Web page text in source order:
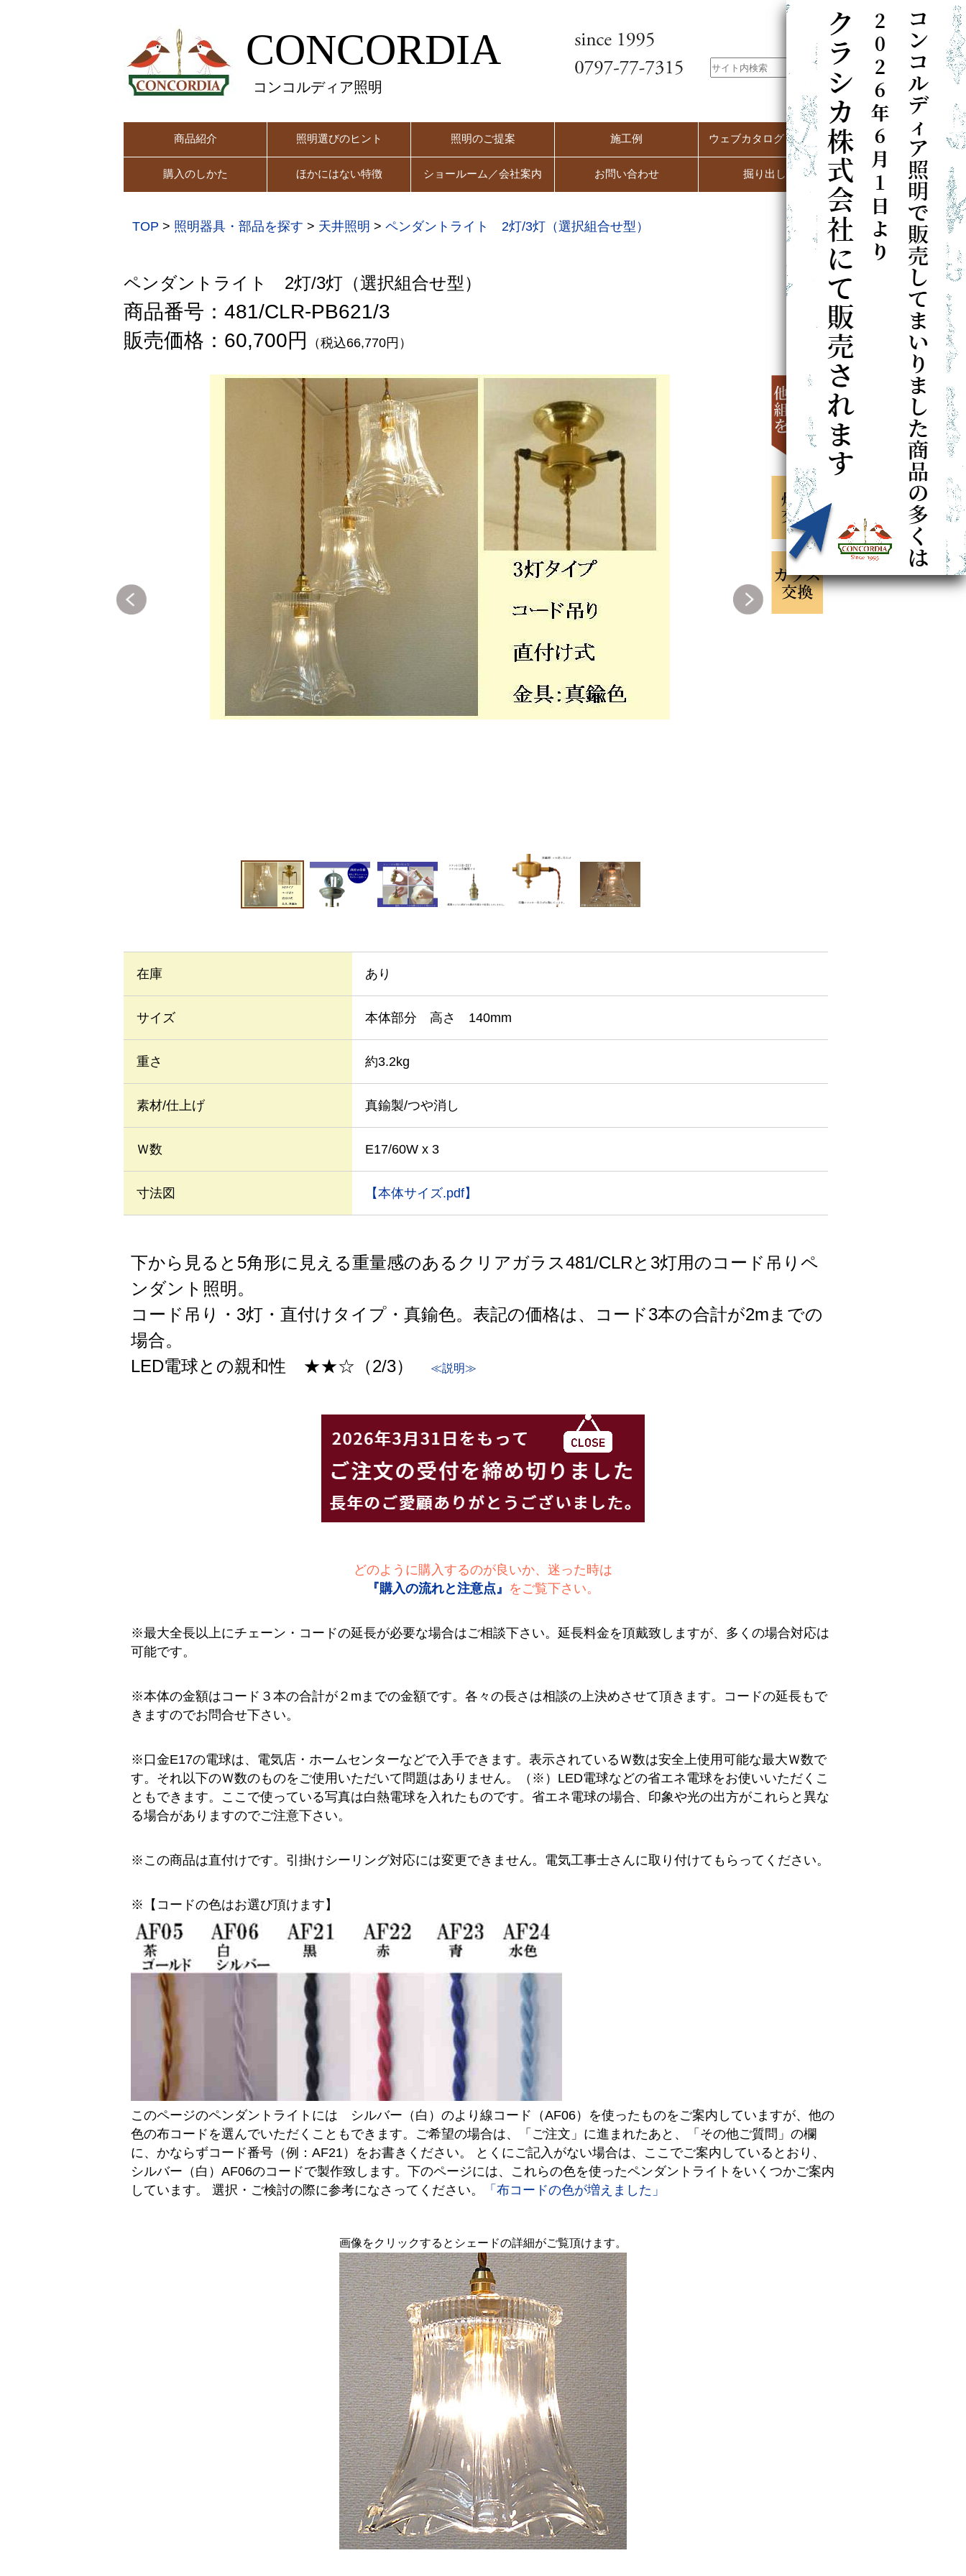
CONCORDIA
コンコルディア照明
商品紹介 照明選びのヒント 照明のご提案 施工例 ウェブカタログ（PC用）
購入のしかた ほかにはない特徴 ショールーム／会社案内 お問い合わせ 掘り出し市
TOP > 照明器具・部品を探す > 天井照明 > ペンダントライト 2灯/3灯（選択組合せ型）
ペンダントライト 2灯/3灯（選択組合せ型）
商品番号：481/CLR-PB621/3
販売価格：60,700円
（税込66,770円）
在庫 あり
サイズ 本体部分 高さ 140mm
重さ 約3.2kg
素材/仕上げ 真鍮製/つや消し
Ｗ数 E17/60W x 3
寸法図 【本体サイズ.pdf】
下から見ると5角形に見える重量感のあるクリアガラス481/CLRと3灯用のコード吊りペ
ンダント照明。
コード吊り・3灯・直付けタイプ・真鍮色。表記の価格は、コード3本の合計が2mまでの
場合。
LED電球との親和性 ★★☆（2/3）
≪説明≫
どのように購入するのが良いか、迷った時は
『購入の流れと注意点』 をご覧下さい。
※最大全長以上にチェーン・コードの延長が必要な場合はご相談下さい。延長料金を頂戴致しますが、多くの場合対応は
可能です。
※本体の金額はコード３本の合計が２mまでの金額です。各々の長さは相談の上決めさせて頂きます。コードの延長もで
きますのでお問合せ下さい。
※口金E17の電球は、電気店・ホームセンターなどで入手できます。表示されているＷ数は安全上使用可能な最大Ｗ数で
す。それ以下のＷ数のものをご使用いただいて問題はありません。（※）LED電球などの省エネ電球をお使いいただくこ
ともできます。ここで使っている写真は白熱電球を入れたものです。省エネ電球の場合、印象や光の出方がこれらと異な
る場合がありますのでご注意下さい。
※この商品は直付けです。引掛けシーリング対応には変更できません。電気工事士さんに取り付けてもらってください。
※【コードの色はお選び頂けます】
このページのペンダントライトには シルバー（白）のより線コード（AF06）を使ったものをご案内していますが、他の
色の布コードを選んでいただくこともできます。ご希望の場合は、「ご注文」に進まれたあと、「その他ご質問」の欄
に、かならずコード番号（例：AF21）をお書きください。 とくにご記入がない場合は、ここでご案内しているとおり、
シルバー（白）AF06のコードで製作致します。下のページには、これらの色を使ったペンダントライトをいくつかご案内
しています。 選択・ご検討の際に参考になさってください。
「布コードの色が増えました」
画像をクリックするとシェードの詳細がご覧頂けます。